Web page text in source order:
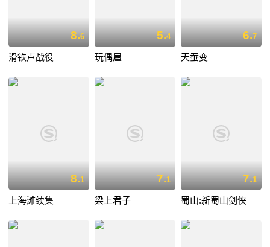
8.6
滑铁卢战役
5.4
玩偶屋
6.7
天蚕变
8.1
上海滩续集
7.1
梁上君子
7.1
蜀山:新蜀山剑侠